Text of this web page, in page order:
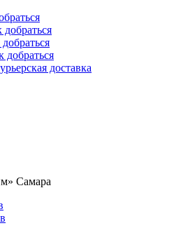
добраться
добраться
доставка